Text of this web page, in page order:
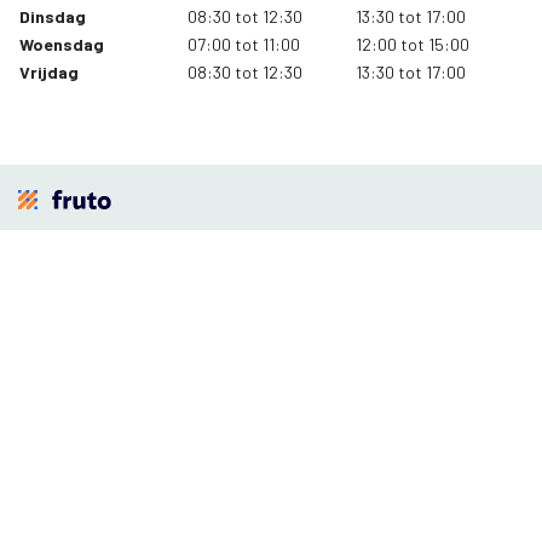
Dinsdag
08:30 tot 12:30
13:30 tot 17:00
Woensdag
07:00 tot 11:00
12:00 tot 15:00
Vrijdag
08:30 tot 12:30 13:30 tot 17:00